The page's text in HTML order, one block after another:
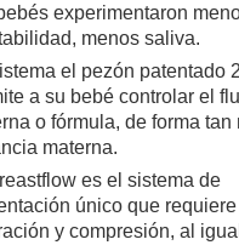
experimentaron
menos saliva.
el pezón patentado
a su bebé controlar el
o fórmula, de forma tan
materna.
es el sistema de
único que
y compresión, al